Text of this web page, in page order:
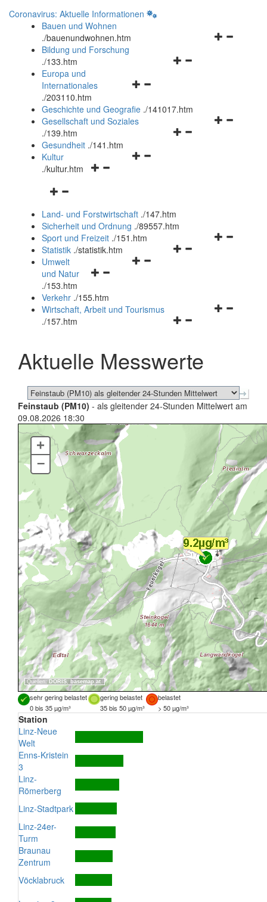
Coronavirus: Aktuelle Informationen
Bauen und Wohnen
./bauenundwohnen.htm
Navigationsmenü
Bildung und Forschung
./133.htm
Navigationsmenü
und
schließen
Europa und
Internationales
./203110.htm
Geschichte und Geografie ./141017.htm
Navigationsmenü
Gesellschaft und Soziales
./139.htm
Navigationsmenü
Gesundheit ./141.htm
Navigationsmenü
Kultur
./kultur.htm
Navigationsmenü
und
schließen
Land- und Forstwirtschaft ./147.htm
Sicherheit und Ordnung ./89557.htm
Navigationsmenü
Sport und Freizeit ./151.htm
Navigationsmenü
Statistik ./statistik.htm
Navigationsmenü
und
schließen
Umwelt
und Natur
./153.htm
Verkehr ./155.htm
Navigationsmenü
schließen
Wirtschaft, Arbeit und Tourismus
./157.htm
Aktuelle Messwerte
Feinstaub (PM10) - als gleitender 24-Stunden Mittelwert am
09.08.2026 18:30
Quellen: DORIS, basemap.at
+
–
sehr gering belastet gering belastet
belastet
0 bis 35 µg/m³
35 bis 50 µg/m³ > 50 µg/m³
Station
Linz-Neue
Welt
Enns-Kristein
3
Linz-
Römerberg
Linz-Stadtpark
Linz-24er-
Turm
Braunau
Zentrum
Vöcklabruck